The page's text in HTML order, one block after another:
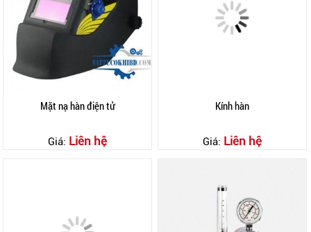
Mặt nạ hàn điện tử
Giá: Liên hệ
Kính hàn
Giá: Liên hệ